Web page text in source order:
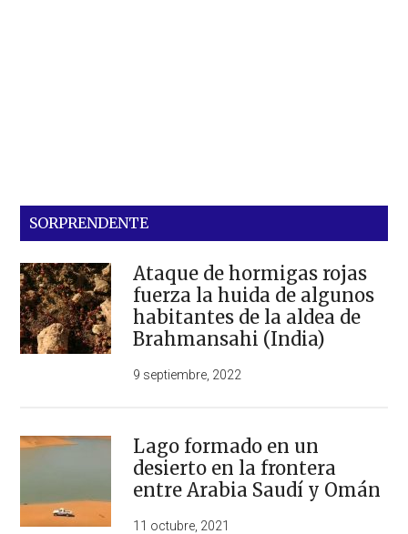
SORPRENDENTE
Ataque de hormigas rojas
fuerza la huida de algunos
habitantes de la aldea de
Brahmansahi (India)
9 septiembre, 2022
Lago formado en un
desierto en la frontera
entre Arabia Saudí y Omán
11 octubre, 2021